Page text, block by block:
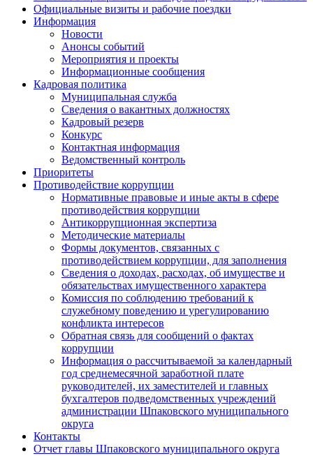
Официальные визиты и рабочие поездки
Информация
Новости
Анонсы событий
Мероприятия и проекты
Информационные сообщения
Кадровая политика
Муниципальная служба
Сведения о вакантных должностях
Кадровый резерв
Конкурс
Контактная информация
Ведомственный контроль
Приоритеты
Противодействие коррупции
Нормативные правовые и иные акты в сфере
противодействия коррупции
Антикоррупционная экспертиза
Методические материалы
Формы документов, связанных с
противодействием коррупции, для заполнения
Сведения о доходах, расходах, об имуществе и
обязательствах имущественного характера
Комиссия по соблюдению требований к
служебному поведению и урегулированию
конфликта интересов
Обратная связь для сообщений о фактах
коррупции
Информация о рассчитываемой за календарный
год среднемесячной заработной плате
руководителей, их заместителей и главных
бухгалтеров подведомственных учреждений
администрации Шпаковского муниципального
округа
Контакты
Отчет главы Шпаковского муниципального округа